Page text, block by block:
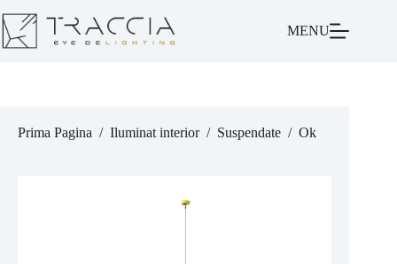
MENU
Prima Pagina / Iluminat interior / Suspendate / Ok